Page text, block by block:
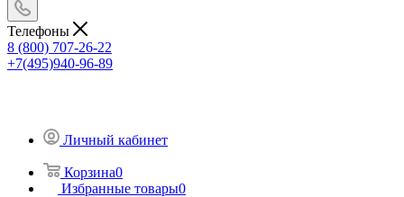
Телефоны
8 (800) 707-26-22
+7(495)940-96-89
Личный кабинет
Корзина0
Избранные товары0